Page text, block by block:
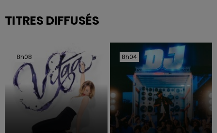
TITRES DIFFUSÉS
8h08
8h08 8h04
8h04